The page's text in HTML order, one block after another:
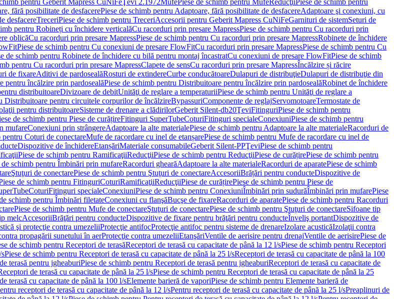
pentru Geberit Mapress CuNiFeŢevi 2.1972MufePiese de schimb pentru MufeReducţiiPiese de schimb pentru
fără posibilitate de desfacerePiese de schimb pentru Adaptoare, fără posibilitate de desfacereAdaptoare şi conexiuni, cu
desfacereTreceriPiese de schimb pentru TreceriAccesorii pentru Geberit Mapress CuNiFeGarnituri de sistemSeturi de
pentru Robineți cu închidere verticalăCu racorduri prin presare MapressPiese de schimb pentru Cu racorduri prin
oblicăCu racorduri prin presare MapressPiese de schimb pentru Cu racorduri prin presare MapressRobinete de închidere
Piese de schimb pentru Cu conexiuni de presare FlowFitCu racorduri prin presare MapressPiese de schimb pentru Cu
de schimb pentru Robinete de închidere cu bilă pentru montaj încastratCu conexiuni de presare FlowFitPiese de schimb
pentru Cu racorduri prin presare MapressClapete de sensCu racorduri prin presare MapressÎncălzire și răcire
de fixareAditivi de pardosealăRosturi de extindereCurbe conducătoareDulapuri de distribuţieDulapuri de distribuţie din
pentru încălzire prin pardosealăPiese de schimb pentru Distribuitoare pentru încălzire prin pardosealăRobinet de închidere
distribuitoareDivizoare de debitUnităţi de reglare a temperaturiiPiese de schimb pentru Unităţi de reglare a
Distribuitoare pentru circuitele corpurilor de încălzireBypassuriComponente de reglajServomotoareTermostate de
pentru distribuitoareSisteme de drenare a clădirilorGeberit Silent-db20ŢeviFitinguriPiese de schimb pentru
de schimb pentru Piese de curățireFitinguri SuperTubeCoturiFitinguri specialeConexiuniPiese de schimb pentru
mufareConexiuni prin strângereAdaptoare la alte materialePiese de schimb pentru Adaptoare la alte materialeRacorduri de
pentru Coturi de conectareMufe de racordare cu inel de etanșarePiese de schimb pentru Mufe de racordare cu inel de
Dispozitive de închidereEtanșăriMateriale consumabileGeberit Silent-PPŢeviPiese de schimb pentru
Piese de schimb pentru RamificaţiiReducţiiPiese de schimb pentru ReducţiiPiese de curățirePiese de schimb pentru
de schimb pentru Îmbinări prin mufareRacorduri ghearăAdaptoare la alte materialeRacorduri de aparatePiese de schimb
Ştuţuri de conectarePiese de schimb pentru Ştuţuri de conectareAccesoriiBrățări pentru conducteDispozitive de
de schimb pentru FitinguriCoturiRamificaţiiReducţiiPiese de curățirePiese de schimb pentru Piese de
CoturiFitinguri specialeConexiuniPiese de schimb pentru ConexiuniÎmbinări prin sudurăÎmbinări prin mufarePiese
schimb pentru Îmbinări filetateConexiuni cu flanşăBucşe de fixareRacorduri de aparatePiese de schimb pentru Racorduri
Piese de schimb pentru Mufe de conectareŞtuţuri de conectarePiese de schimb pentru Ştuţuri de conectareSifoane tip
melcAccesoriiBrăţări pentru conducteDispozitive de fixare pentru brăţări pentru conducteÎnveliş portantDispozitive de
şi protecţie contra umezeliiProtecţie antifocProtecţie antifoc pentru sisteme de drenareIzolare acusticăIzolaţii contra
propagării sunetului în aerProtecţie contra umezeliiEtanşăriVentile de aerisire pentru drenajVentile de aerisirePiese de
de schimb pentru Receptori de terasăReceptori de terasă cu capacitate de până la 12 l/sPiese de schimb pentru Receptori
Piese de schimb pentru Receptori de terasă cu capacitate de până la 25 l/sReceptori de terasă cu capacitate de până la 100
terasă pentru jgheaburiPiese de schimb pentru Receptori de terasă pentru jgheaburiReceptori de terasă cu capacitate de
de terasă cu capacitate de până la 25 l/sPiese de schimb pentru Receptori de terasă cu capacitate de până la 25
terasă cu capacitate de până la 100 l/sElemente barieră de vaporiPiese de schimb pentru Elemente barieră de
receptori de terasă cu capacitate de până la 12 l/sPentru receptori de terasă cu capacitate de până la 25 l/sPreaplinuri de